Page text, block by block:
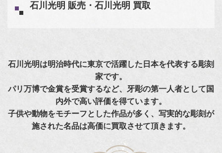
石川光明 販売・石川光明 買取
石川光明は明治時代に東京で活躍した日本を代表する彫刻
家です。
パリ万博で金賞を受賞するなど、牙彫の第一人者として国
内外で高い評価を得ています。
子供や動物をモチーフとした作品が多く、写実的な彫刻が
施された名品は高価に買取させて頂きます。